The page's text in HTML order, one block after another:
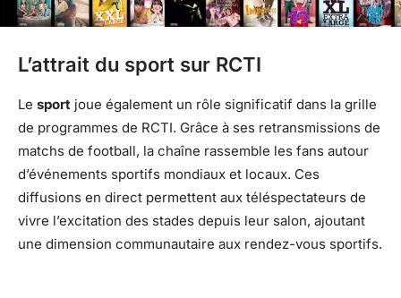
L’attrait du sport sur RCTI
Le sport joue également un rôle significatif dans la grille
de programmes de RCTI. Grâce à ses retransmissions de
matchs de football, la chaîne rassemble les fans autour
d’événements sportifs mondiaux et locaux. Ces
diffusions en direct permettent aux téléspectateurs de
vivre l’excitation des stades depuis leur salon, ajoutant
une dimension communautaire aux rendez-vous sportifs.